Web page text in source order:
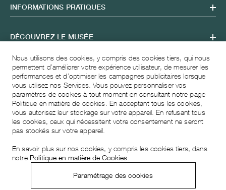
INFORMATIONS PRATIQUES
DÉCOUVREZ LE MUSÉE
HEURES D'OUVERTURE
VISITING ADDRESS
© 2026 Musée Atelier Audemars Piguet
Nous utilisons des cookies, y compris des cookies tiers, qui nous
permettent d’améliorer votre expérience utilisateur, de mesurer les
performances et d’optimiser les campagnes publicitaires lorsque
vous utilisez nos Services. Vous pouvez personnaliser vos
paramètres de cookies à tout moment en consultant notre page
Politique en matière de cookies. En acceptant tous les cookies,
vous autorisez leur stockage sur votre appareil. En refusant tous
les cookies, ceux qui nécessitent votre consentement ne seront
pas stockés sur votre appareil.
En savoir plus sur nos cookies, y compris les cookies tiers, dans
notre Politique en matière de Cookies.
Paramétrage des cookies